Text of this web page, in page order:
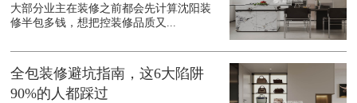
大部分业主在装修之前都会先计算沈阳装
修半包多钱，想把控装修品质又...
全包装修避坑指南，这6大陷阱
90%的人都踩过